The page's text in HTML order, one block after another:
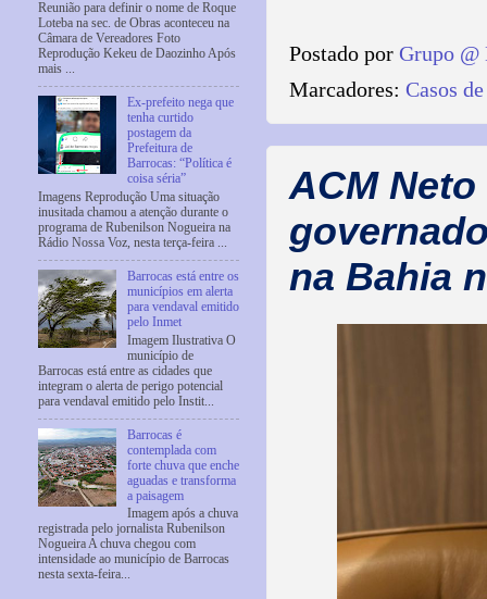
Postado por Grupo @
Marcadores: Casos
ACM
na Bahia
Reunião para definir o nome de Roque
Loteba na sec. de Obras aconteceu na
Câmara de Vereadores Foto
Reprodução Kekeu de Daozinho Após
mais ...
Ex-prefeito nega que
tenha curtido
postagem da
Prefeitura de
Barrocas: “Política é
coisa séria”
Imagens Reprodução Uma situação
inusitada chamou a atenção durante o
programa de Rubenilson Nogueira na
Rádio Nossa Voz, nesta terça-feira ...
Barrocas está entre os
municípios em alerta
para vendaval emitido
pelo Inmet
Imagem Ilustrativa O
município de
Barrocas está entre as cidades que
integram o alerta de perigo potencial
para vendaval emitido pelo Instit...
Barrocas é
contemplada com
forte chuva que enche
aguadas e transforma
a paisagem
Imagem após a chuva
registrada pelo jornalista Rubenilson
Nogueira A chuva chegou com
intensidade ao município de Barrocas
nesta sexta-feira...